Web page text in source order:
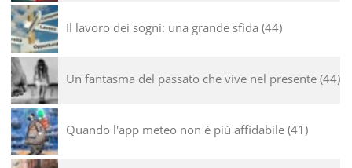
Il lavoro dei sogni: una grande sfida 44
Un fantasma del passato che vive nel presente 44
Quando l'app meteo non è più affidabile 41